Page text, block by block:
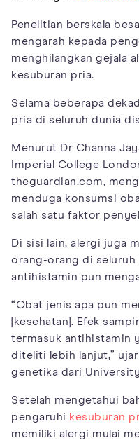
Penelitian berskala
mengarah kepada
menghilangkan gejala
kesuburan pria.
Selama beberapa
pria di seluruh dunia
Menurut Dr Channa
Imperial College
theguardian.com,
menduga konsumsi
salah satu faktor
Di sisi lain, alergi juga
orang-orang di seluruh
antihistamin pun
“Obat jenis apa pun
[kesehatan]. Efek
termasuk antihistamin
diteliti lebih lanjut,”
genetika dari
Setelah mengetahui
pengaruhi kesuburan
memiliki alergi mulai